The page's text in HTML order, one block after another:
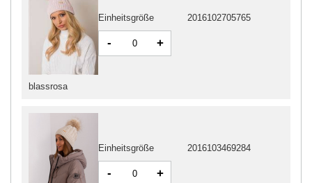
blassrosa
Einheitsgröße 2016102705765
- +
Einheitsgröße 2016103469284
- +